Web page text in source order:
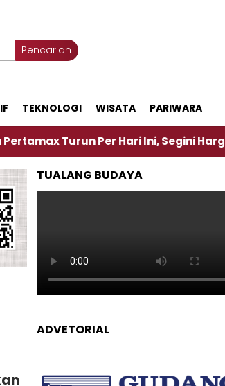
Pencarian
TEKNOLOGI WISATA PARIWARA
Per Hari Ini, Segini Harganya
TUALANG BUDAYA
ADVETORIAL